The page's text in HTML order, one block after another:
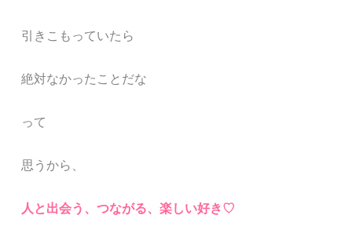
引きこもっていたら
絶対なかったことだな
って
思うから、
人と出会う、つながる、楽しい好き♡